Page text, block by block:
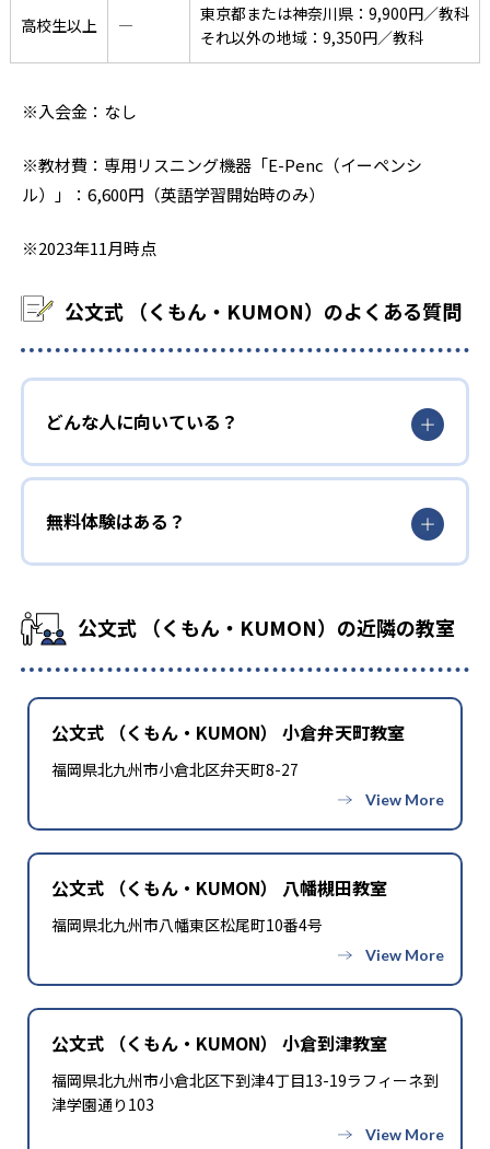
高校生以上 ―
東京都または神奈川県：9,900円／教科
それ以外の地域：9,350円／教科
※入会金：なし
※教材費：専用リスニング機器「E-Penc（イーペンシ
ル）」：6,600円（英語学習開始時のみ）
※2023年11月時点
公文式 （くもん・KUMON）のよくある質問
どんな人に向いている？
無料体験はある？
公文式 （くもん・KUMON）の近隣の教室
公文式 （くもん・KUMON） 小倉弁天町教室
福岡県北九州市小倉北区弁天町8-27
公文式 （くもん・KUMON） 八幡槻田教室
福岡県北九州市八幡東区松尾町10番4号
公文式 （くもん・KUMON） 小倉到津教室
福岡県北九州市小倉北区下到津4丁目13-19ラフィーネ到
津学園通り103